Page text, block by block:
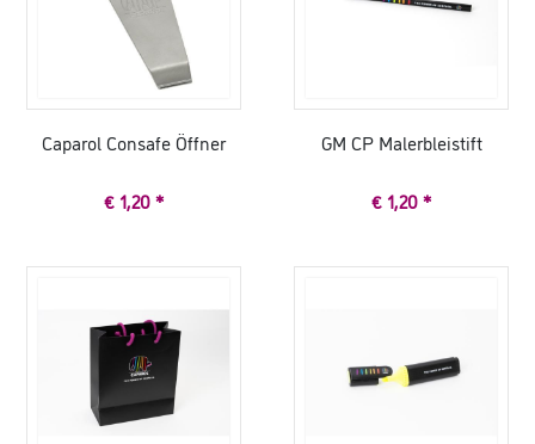
Caparol Consafe Öffner
€ 1,20 *
GM CP Malerbleistift
€ 1,20 *